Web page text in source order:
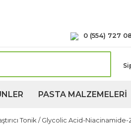
0 (554) 727
PASTA MALZEMELERİ
Tonik / Glycolic Acid-